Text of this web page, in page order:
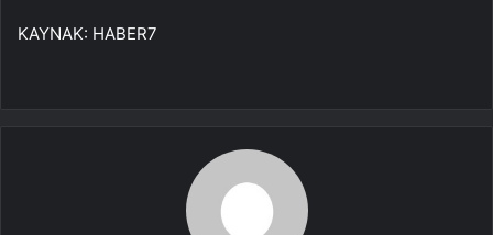
KAYNAK: HABER7